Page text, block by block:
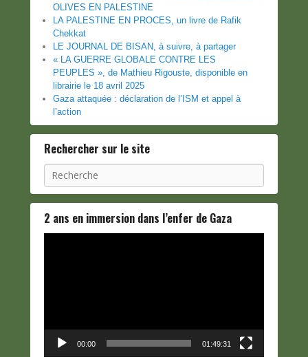
OLIVES EN PALESTINE
LA PALESTINE EN PROCES, un livre de Rafik
Chekkat
LE JOURNAL DE BISAN, à suivre, à partager
« LA GUERRE GLOBALE CONTRE LES
PEUPLES », de Mathieu Rigouste, disponible en
librairie le 18 avril 2025
Gaza attaquée : déclaration de l’ISM et appel à
l’action
Rechercher sur le site
Recherche
2 ans en immersion dans l’enfer de Gaza
00:00 01:49:31